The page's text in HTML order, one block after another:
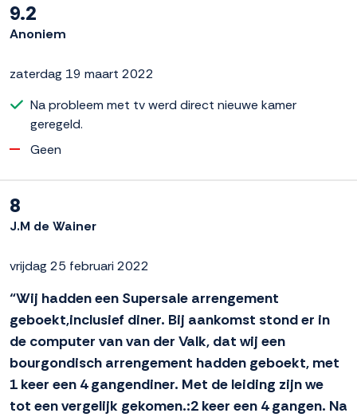
9.2
Anoniem
zaterdag 19 maart 2022
Na probleem met tv werd direct nieuwe kamer
geregeld.
Geen
8
J.M de Wainer
vrijdag 25 februari 2022
“Wij hadden een Supersale arrengement
geboekt,inclusief diner. Bij aankomst stond er in
de computer van van der Valk, dat wij een
bourgondisch arrengement hadden geboekt, met
1 keer een 4 gangendiner. Met de leiding zijn we
tot een vergelijk gekomen.:2 keer een 4 gangen. Na